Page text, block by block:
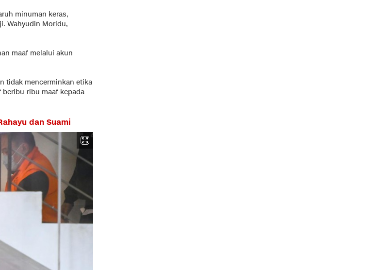
minuman keras,
Wahyudin Moridu,
maaf melalui akun
tidak mencerminkan etika
ribu maaf kepada
dan Suami